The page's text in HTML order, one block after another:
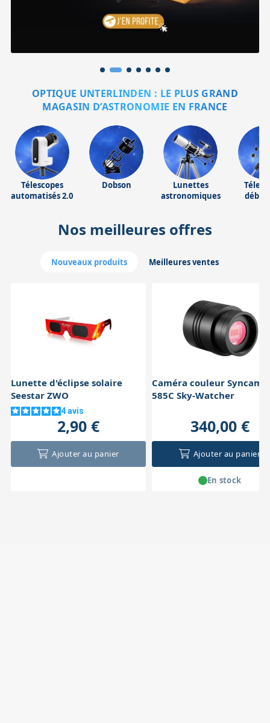
Accessoires pour montures
OPTIQUE UNTERLINDEN : LE PLUS GRAND
MAGASIN D’ASTRONOMIE EN FRANCE
Télescopes
automatisés 2.0
Dobson
Lunettes
astronomiques
Nos meilleures offres
Nouveaux produits Meilleures ventes
Lunette d'éclipse solaire
Seestar ZWO
4avis
2,90 €
Ajouter au panier
Caméra couleur Syncam
585C Sky-Watcher
340,00 €
Ajouter au panier
En stock